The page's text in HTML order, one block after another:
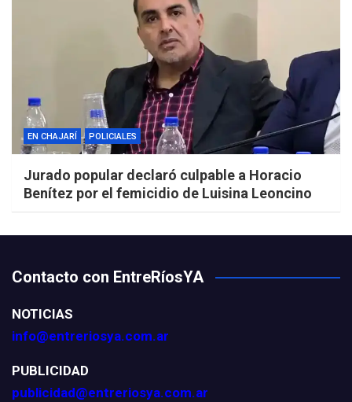
EN CHAJARÍ POLICIALES
Jurado popular declaró culpable a Horacio
Benítez por el femicidio de Luisina Leoncino
Contacto con EntreRíosYA
NOTICIAS
info@entreriosya.com.ar
PUBLICIDAD
publicidad@entreriosya.com.ar